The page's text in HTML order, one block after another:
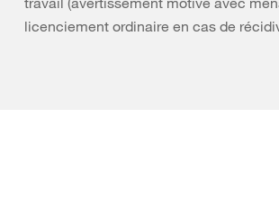
licenciement ordinaire en cas de